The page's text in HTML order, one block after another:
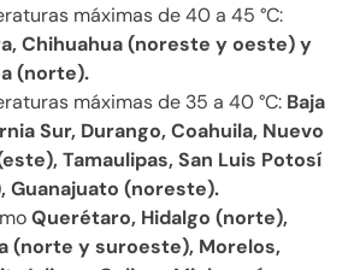
máximas de 40 a 45 °C:
Chihuahua (noreste y oeste) y
(norte).
máximas de 35 a 40 °C: Baja
Sur, Durango, Coahuila, Nuevo
Tamaulipas, San Luis Potosí
Guanajuato (noreste).
Querétaro, Hidalgo (norte),
(norte y suroeste), Morelos,